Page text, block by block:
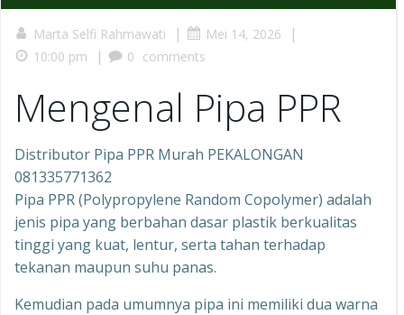
Marta Selfi Rahmawati | Mei 14, 2026 |
10:00 pm | 0 comments
Mengenal Pipa PPR
Distributor Pipa PPR Murah PEKALONGAN
081335771362
Pipa PPR (Polypropylene Random Copolymer) adalah
jenis pipa yang berbahan dasar plastik berkualitas
tinggi yang kuat, lentur, serta tahan terhadap
tekanan maupun suhu panas.
Kemudian pada umumnya pipa ini memiliki dua warna